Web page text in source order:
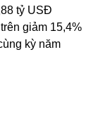
tỷ USĐ
giảm 15,4%
kỳ năm